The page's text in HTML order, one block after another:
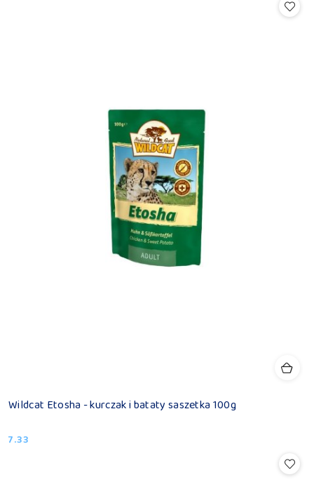
Wildcat Etosha - kurczak i bataty saszetka 100g
Cena:
7.33